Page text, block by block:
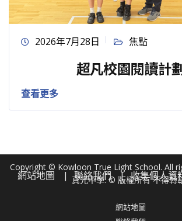
2026年7月28日 焦點
超凡校園閱讀計
查看更多
網站地圖 聯絡我們 收集個人資
Copyright © Kowloon True Light School. All
真光中學. © 版權所有 不得轉
網站地圖